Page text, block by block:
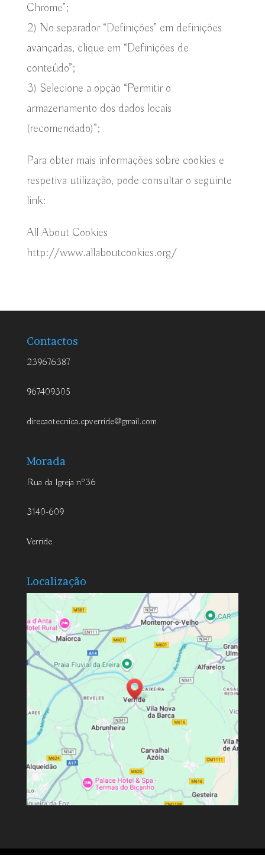
Chrome”;
2) No separador “Definições” em definições
avançadas, clique em “Definições de
conteúdo”;
3) Selecione a opção “Permitir o
armazenamento dos dados locais
(recomendado)”;
Para obter mais informações sobre cookies e
respetiva utilização, pode consultar o seguinte
link:
All About Cookies
http://www.allaboutcookies.org/
Contactos
239676387
967409305
direcaotecnica.cpverride@gmail.com
Morada
Rua da Igreja nº36
3140-609
Verride
Localização